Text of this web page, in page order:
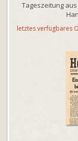
Tageszeitung
letztes verfügbares